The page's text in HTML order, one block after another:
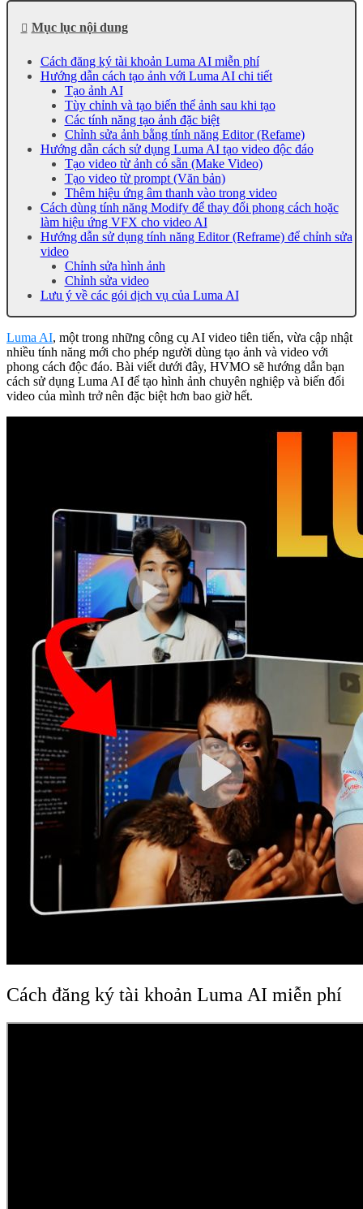
Mục lục nội dung
Cách đăng ký tài khoản Luma AI miễn phí
Hướng dẫn cách tạo ảnh với Luma AI chi tiết
Tạo ảnh AI
Tùy chỉnh và tạo biến thể ảnh sau khi tạo
Các tính năng tạo ảnh đặc biệt
Chỉnh sửa ảnh bằng tính năng Editor (Refame)
Hướng dẫn cách sử dụng Luma AI tạo video độc đáo
Tạo video từ ảnh có sẵn (Make Video)
Tạo video từ prompt (Văn bản)
Thêm hiệu ứng âm thanh vào trong video
Cách dùng tính năng Modify để thay đổi phong cách hoặc
làm hiệu ứng VFX cho video AI
Hướng dẫn sử dụng tính năng Editor (Reframe) để chỉnh sửa
video
Chỉnh sửa hình ảnh
Chỉnh sửa video
Lưu ý về các gói dịch vụ của Luma AI
Luma AI, một trong những công cụ AI video tiên tiến, vừa cập nhật
nhiều tính năng mới cho phép người dùng tạo ảnh và video với
phong cách độc đáo. Bài viết dưới đây, HVMO sẽ hướng dẫn bạn
cách sử dụng Luma AI để tạo hình ảnh chuyên nghiệp và biến đổi
video của mình trở nên đặc biệt hơn bao giờ hết.
Cách đăng ký tài khoản Luma AI miễn phí